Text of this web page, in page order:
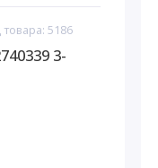
товара: 5186
3-